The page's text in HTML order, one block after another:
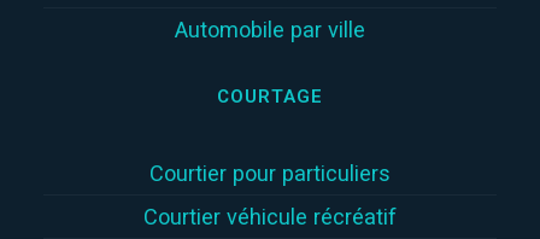
Automobile par ville
COURTAGE
Courtier pour particuliers
Courtier véhicule récréatif